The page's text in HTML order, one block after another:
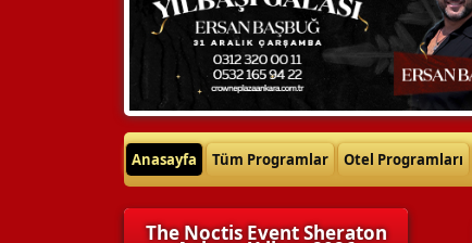
Anasayfa Tüm Programlar Otel Programları
The Noctis Event Sheraton